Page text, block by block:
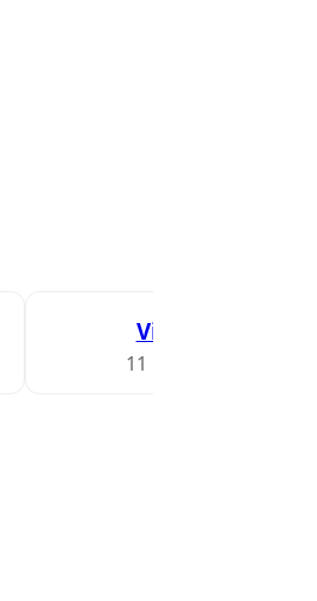
Viano
11 profils